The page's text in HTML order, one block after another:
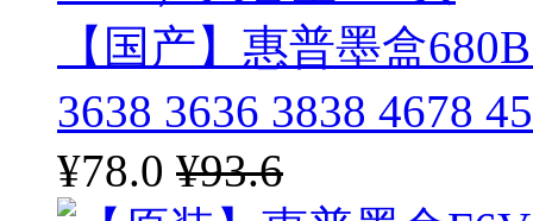
格之格
另色鬼
富士通
【国产】惠普墨盒
3638 3636 3838 4678
¥78.0 ¥93.6